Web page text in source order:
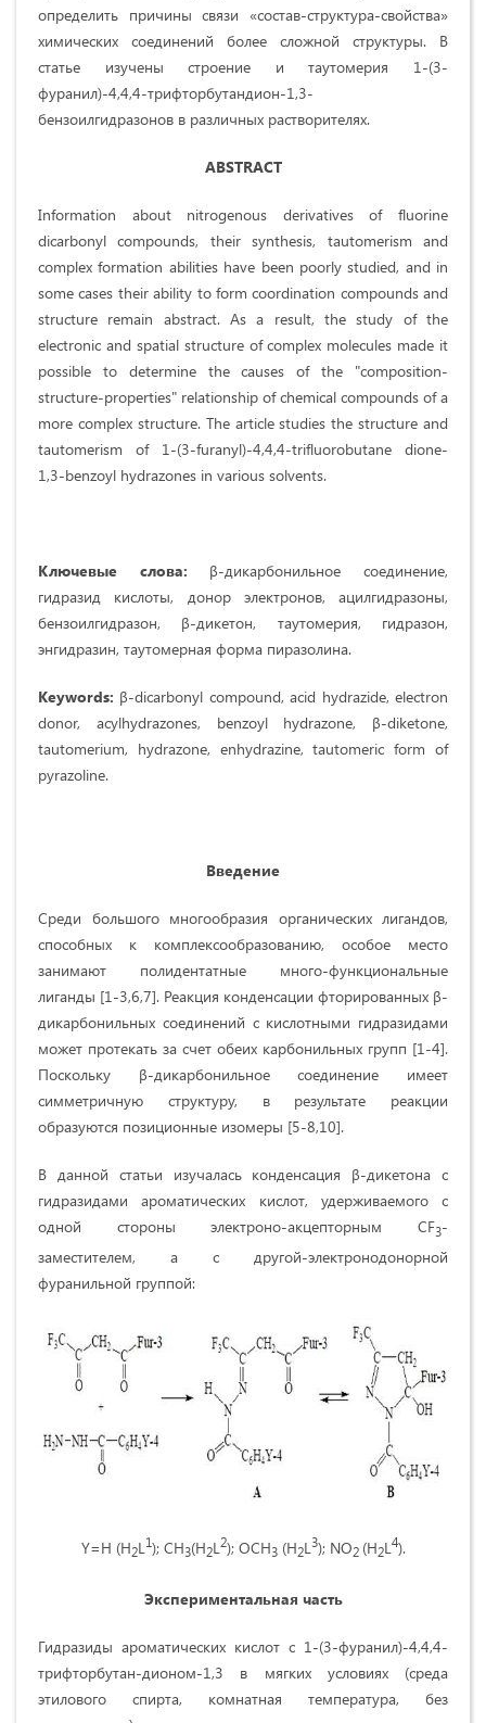
определить причины связи «состав-структура-свойства»
химических соединений более сложной структуры. В
статье изучены строение и таутомерия 1-(3-
фуранил)-4,4,4-трифторбутандион-1,3-
бензоилгидразонов в различных растворителях.
ABSTRACT
Information about nitrogenous derivatives of fluorine
dicarbonyl compounds, their synthesis, tautomerism and
complex formation abilities have been poorly studied, and in
some cases their ability to form coordination compounds and
structure remain abstract. As a result, the study of the
electronic and spatial structure of complex molecules made it
possible to determine the causes of the "composition-
structure-properties" relationship of chemical compounds of a
more complex structure. The article studies the structure and
tautomerism of 1-(3-furanyl)-4,4,4-trifluorobutane dione-
1,3-benzoyl hydrazones in various solvents.
Ключевые слова:
β-дикарбонильное соединение,
гидразид кислоты, донор электронов, ацилгидразоны,
бензоилгидразон, β-дикетон, таутомерия, гидразон,
энгидразин, таутомерная форма пиразолина.
Keywords: β-dicarbonyl compound, acid hydrazide, electron
donor, acylhydrazones, benzoyl hydrazone, β-diketone,
tautomerium, hydrazone, enhydrazine, tautomeric form of
pyrazoline.
Введение
Среди большого многообразия органических лигандов,
способных к комплексообразованию, особое место
занимают полидентатные много-функциональные
лиганды [1-3,6,7]. Реакция конденсации фторированных β-
дикарбонильных соединений с кислотными гидразидами
может протекать за счет обеих карбонильных групп [1-4].
Поскольку β-дикарбонильное соединение имеет
симметричную структуру, в результате реакции
образуются позиционные изомеры [5-8,10].
В данной статьи изучалась конденсация β-дикетона с
гидразидами ароматических кислот, удерживаемого с
одной стороны электроно-акцепторным CF3-
заместителем, а с другой-электронодонорной
фуранильной группой:
Y=H (H2L 1); CH3(H2L 2); OCH3(H2L 3); NO2 (H2L 4).
Экспериментальная часть
Гидразиды ароматических кислот с 1-(3-фуранил)-4,4,4-
трифторбутан-дионом-1,3 в мягких условиях (среда
этилового спирта, комнатная температура, без